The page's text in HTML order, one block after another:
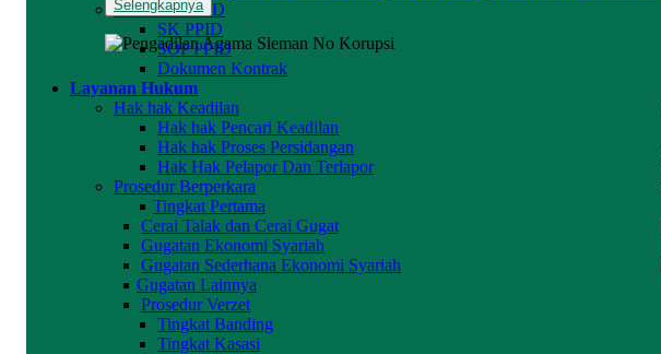
Dokumen PPID
SK PPID
SOP PPID
Dokumen Kontrak
Layanan Hukum
Hak hak Keadilan
Hak hak Pencari Keadilan
Hak hak Proses Persidangan
Hak Hak Pelapor Dan Terlapor
Prosedur Berperkara
Tingkat Pertama
Cerai Talak dan Cerai Gugat
Gugatan Ekonomi Syariah
Gugatan Sederhana Ekonomi Syariah
Gugatan Lainnya
Prosedur Verzet
Tingkat Banding
Tingkat Kasasi
Selengkapnya